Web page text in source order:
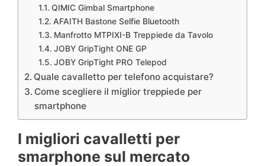
QIMIC Gimbal Smartphone
AFAITH Bastone Selfie Bluetooth
Manfrotto MTPIXI-B Treppiede da Tavolo
JOBY GripTight ONE GP
JOBY GripTight PRO Telepod
Quale cavalletto per telefono acquistare?
Come scegliere il miglior treppiede per
smartphone
I migliori cavalletti per
smarphone sul mercato